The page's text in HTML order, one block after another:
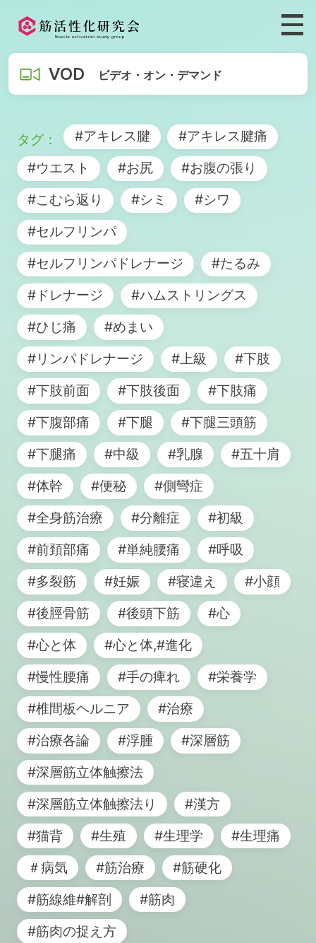
VOD ビデオ・オン・デマンド
#アキレス腱
#アキレス腱痛
#ウエスト
#お尻
#お腹の張り
#こむら返り
#シミ
#シワ
#セルフリンパ
#セルフリンパドレナージ
#たるみ
#ドレナージ
#ハムストリングス
#ひじ痛
#めまい
#リンパドレナージ
#上級
#下肢
#下肢前面
#下肢後面
#下肢痛
#下腹部痛
#下腿
#下腿三頭筋
#下腿痛
#中級 #乳腺
#五十肩
#体幹
#便秘
#側彎症
#全身筋治療
#分離症
#初級
#前頚部痛
#単純腰痛
#呼吸
#多裂筋
#妊娠 #寝違え
#小顔
#後脛骨筋
#後頭下筋
#心
#心と体
#心と体,#進化
#慢性腰痛
#手の痺れ
#栄養学
#椎間板ヘルニア
#治療
#治療各論
#浮腫
#深層筋
#深層筋立体触擦法
#深層筋立体触擦法り
#漢方
#猫背
#生殖 #生理学
#生理痛
＃病気
#筋治療
#筋硬化
#筋線維#解剖
#筋肉
#筋肉の捉え方